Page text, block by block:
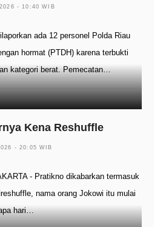
- 10:40 WIB
ada 12 personel Polda Riau
hormat (PTDH) karena terbukti
kategori berat. Pemecatan…
Kena Reshuffle
- 20:05 WIB
- Pratikno dikabarkan termasuk
nama orang Jokowi itu mulai
hari…